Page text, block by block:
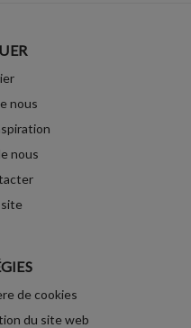
nous
nous
site
de cookies
du site web